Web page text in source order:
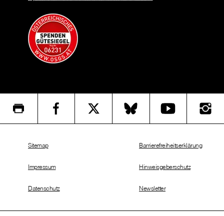
Sitemap
Impressum
Datenschutz
Barrierefreiheitserklärung
Hinweisgeberschutz
Newsletter